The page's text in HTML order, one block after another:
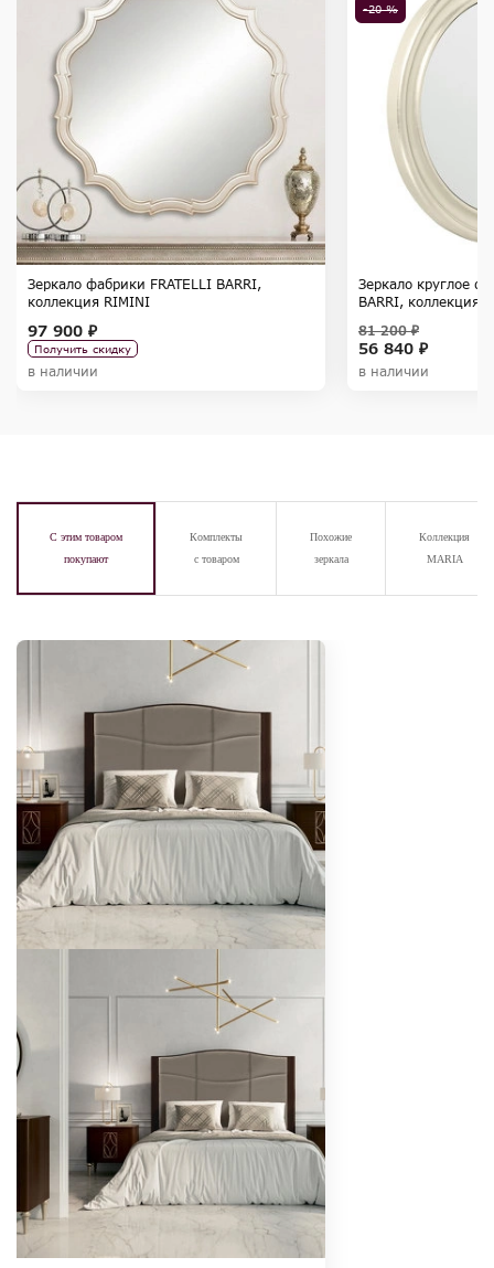
Зеркало фабрики FRATELLI BARRI,
коллекция RIMINI
97 900 ₽
Получить скидку
в наличии
-20 %
Зеркало круглое
BARRI, коллекция
56 840 ₽
81 200 ₽
в наличии
С этим товаром
покупают
Комплекты
с товаром
Похожие
зеркала
Коллекция
MARIA